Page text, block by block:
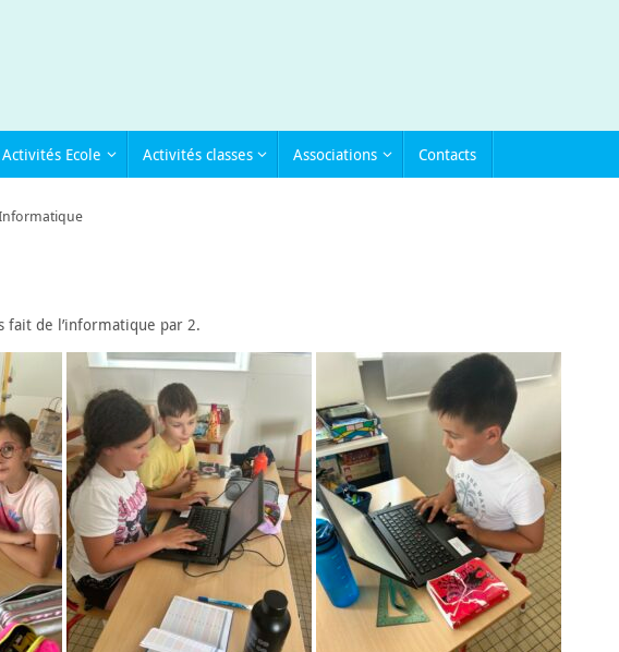
Activités Ecole Activités classes Associations Contacts
fait de l’informatique par 2.